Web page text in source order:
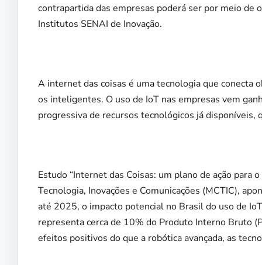
contrapartida das empresas poderá ser por meio
Institutos SENAI de Inovação.
A internet das coisas é uma tecnologia que conecta
os inteligentes. O uso de IoT nas empresas vem
progressiva de recursos tecnológicos já disponíveis,
Estudo “Internet das Coisas: um plano de ação para
Tecnologia, Inovações e Comunicações (MCTIC),
até 2025, o impacto potencial no Brasil do uso de
representa cerca de 10% do Produto Interno Bruto
efeitos positivos do que a robótica avançada, as